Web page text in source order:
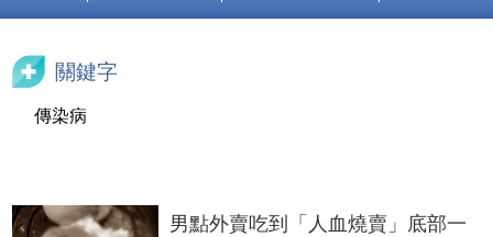
關鍵字
傳染病
男點外賣吃到「人血燒賣」底部一